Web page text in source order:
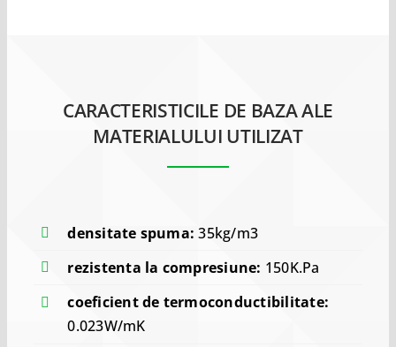
CARACTERISTICILE DE BAZA ALE
MATERIALULUI UTILIZAT
densitate spuma: 35kg/m3
rezistenta la compresiune: 150K.Pa
coeficient de termoconductibilitate:
0.023W/mK